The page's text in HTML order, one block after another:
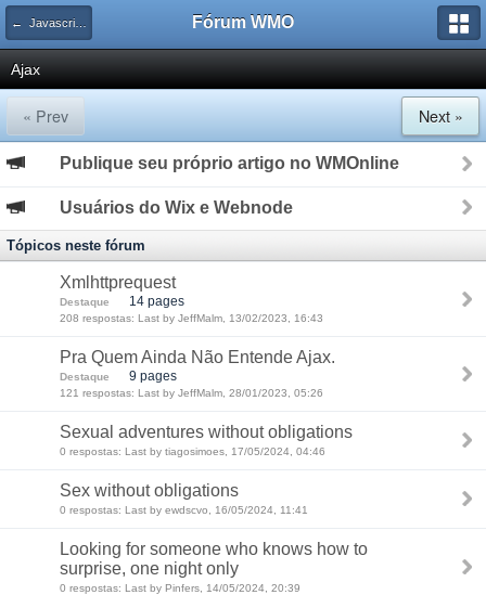
← Javascript / DOM / AJAX / ECMAScript Fórum WMO
Ajax
« Prev Next »
Publique seu próprio artigo no WMOnline
Usuários do Wix e Webnode
Tópicos neste fórum
Xmlhttprequest
Destaque 14 pages
208 respostas: Last by JeffMalm, 13/02/2023, 16:43
Pra Quem Ainda Não Entende Ajax.
Destaque 9 pages
121 respostas: Last by JeffMalm, 28/01/2023, 05:26
Sexual adventures without obligations
0 respostas: Last by tiagosimoes, 17/05/2024, 04:46
Sex without obligations
0 respostas: Last by ewdscvo, 16/05/2024, 11:41
Looking for someone who knows how to
surprise, one night only
0 respostas: Last by Pinfers, 14/05/2024, 20:39